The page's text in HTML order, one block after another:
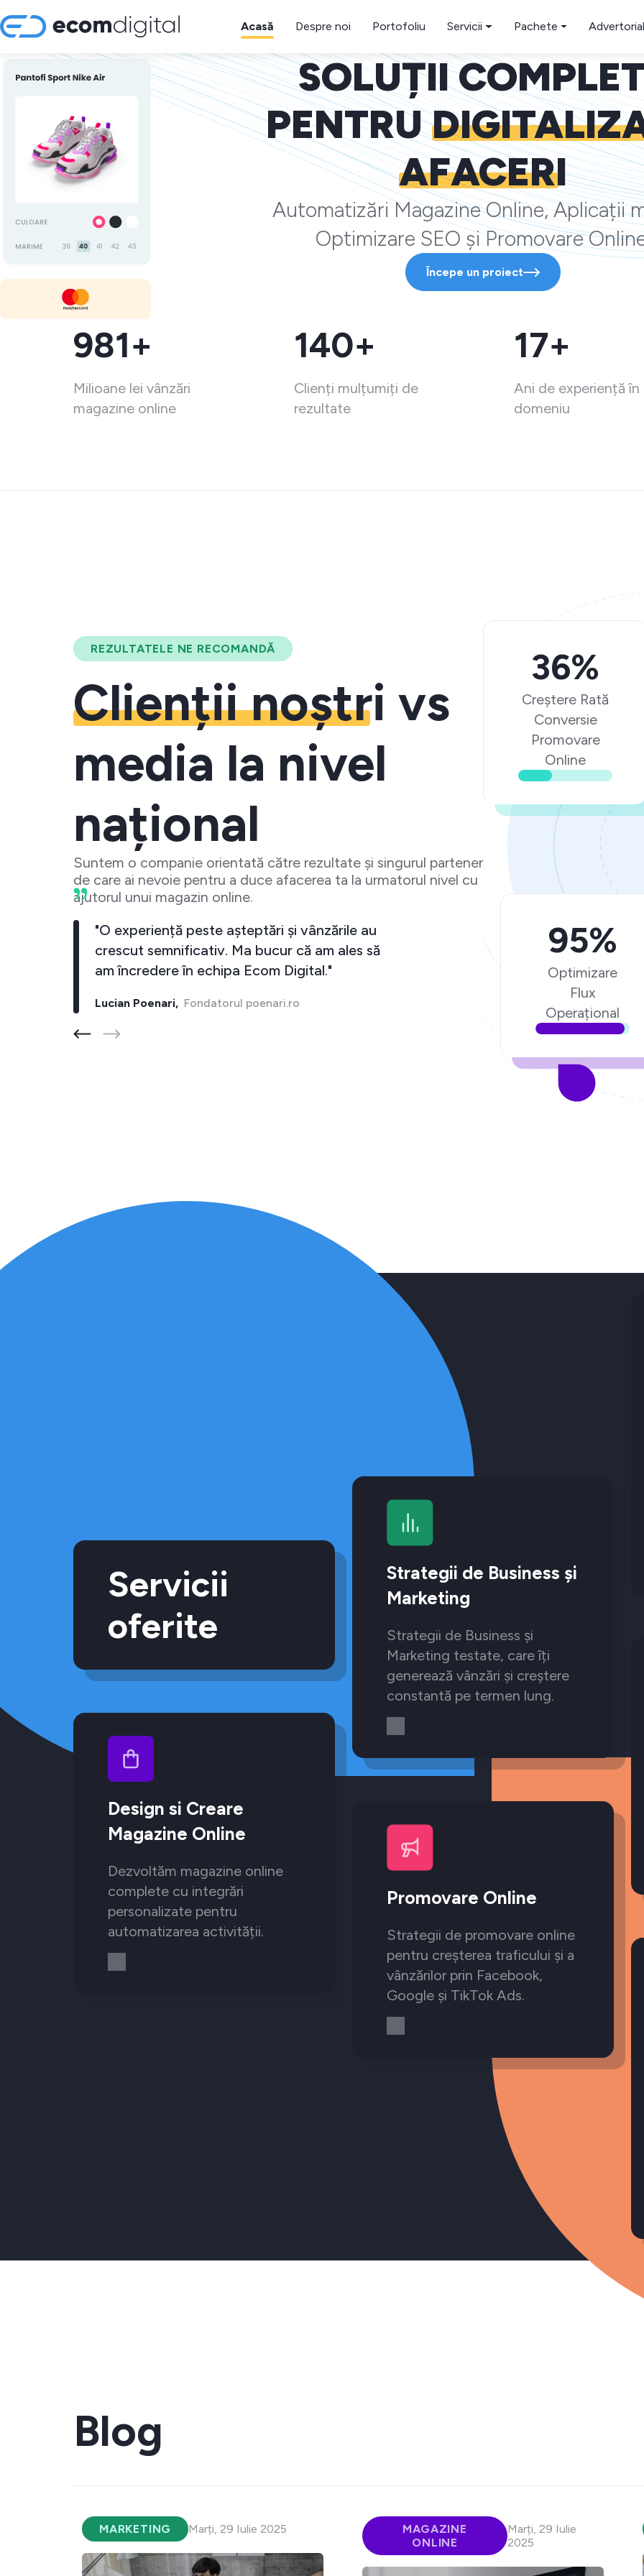
Acasă Despre noi Portofoliu Servicii Pachete
SOLUȚII
PENTRU
AFACERI
Automatizări Magazine Online, Aplicații
Optimizare SEO și Promovare
Începe un proiect
981+
Milioane lei vânzări
magazine online
140+
Clienți mulțumiți de
rezultate
17+
Ani de experiență în
domeniu
REZULTATELE NE RECOMANDĂ
Clienții noștri vs
media la nivel
național
Suntem o companie orientată către rezultate și singurul partener
de care ai nevoie pentru a duce afacerea ta la urmatorul nivel cu
ajutorul unui magazin online.
"O experiență peste așteptări și vânzările au
crescut semnificativ. Ma bucur că am ales să
am încredere în echipa Ecom Digital."
Lucian Poenari,Fondatorul poenari.ro
36%
Creștere Rată
Conversie
Promovare
Online
95%
Optimizare
Flux
Operațional
Servicii
oferite
Design si Creare
Magazine Online
Dezvoltăm magazine online
complete cu integrări
personalizate pentru
automatizarea activității.
Strategii de Business și
Marketing
Strategii de Business și
Marketing testate, care îți
generează vânzări și creștere
constantă pe termen lung.
Promovare Online
Strategii de promovare online
pentru creșterea traficului și a
vânzărilor prin Facebook,
Google și TikTok Ads.
Blog
MARKETING Marți, 29 Iulie 2025
MAGAZINE
ONLINE
Marți, 29 Iulie
2025